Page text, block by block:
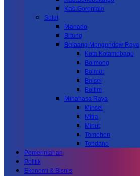
Kab.Gorontalo
Sulut
Manado
Bitung
Bolaang Mongondow Raya
Kota Kotamobagu
Bolmong
Bolmut
Bolsel
Boltim
Minahasa Raya
Minsel
Mitra
Minut
Tomohon
Tondano
Pemerintahan
Politik
Ekonomi & Bisnis